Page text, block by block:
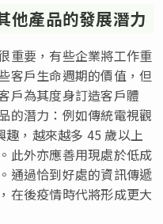
他產品的發展潛力
重要，有些企業將工作重
客戶生命週期的價值，但
戶為其度身訂造客戶體
的潛力：例如傳統電視觀
，越來越多 45 歲以上
此外亦應善用現處於低成
通過恰到好處的資訊傳遞
在後疫情時代將形成更大